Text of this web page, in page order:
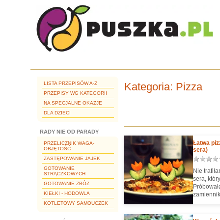
LISTA PRZEPISÓW A-Z
PRZEPISY WG KATEGORII
NA SPECJALNE OKAZJE
DLA DZIECI
RADY NIE OD PARADY
PRZELICZNIK WAGA-
OBJĘTOŚĆ
ZASTĘPOWANIE JAJEK
GOTOWANIE
STRĄCZKOWYCH
GOTOWANIE ZBÓŻ
KIEŁKI - HODOWLA
KOTLETOWY SAMOUCZEK
Kategoria: Pizza
Łatwa
sera)
Nie
sera,
(zarówno